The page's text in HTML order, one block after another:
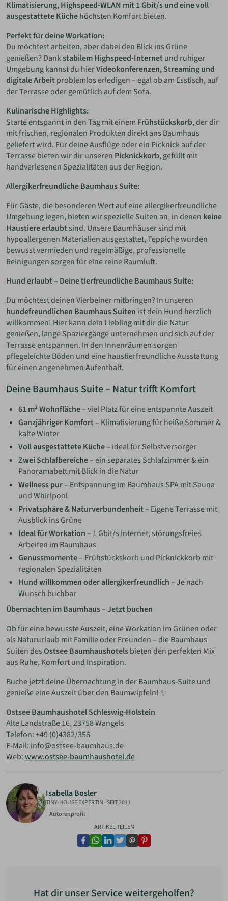
Klimatisierung, Highspeed-WLAN mit 1 Gbit/s und eine voll
ausgestattete Küchehöchsten Komfort bieten.
Perfekt für deine Workation:
Du möchtest arbeiten, aber dabei den Blick ins Grüne
genießen? Dankstabilem Highspeed-Internetund ruhiger
Umgebung kannst du hierVideokonferenzen, Streaming und
digitale Arbeitproblemlos erledigen – egal ob am Esstisch, auf
der Terrasse oder gemütlich auf dem Sofa.
Kulinarische Highlights:
Starte entspannt in den Tag mit einem Frühstückskorb, der dir
mit frischen, regionalen Produkten direkt ans Baumhaus
geliefert wird. Für deine Ausflüge oder ein Picknick auf der
Terrasse bieten wir dir unseren Picknickkorb, gefüllt mit
handverlesenen Spezialitäten aus der Region.
Allergikerfreundliche Baumhaus Suite:
Für Gäste, die besonderen Wert auf eine allergikerfreundliche
Umgebung legen, bieten wir spezielle Suiten an, in denen keine
Haustiere erlaubtsind. Unsere Baumhäuser sind mit
hypoallergenen Materialien ausgestattet, Teppiche wurden
bewusst vermieden und regelmäßige, professionelle
Reinigungen sorgen für eine reine Raumluft.
Hund erlaubt – Deine tierfreundliche Baumhaus Suite:
Du möchtest deinen Vierbeiner mitbringen? In unseren
hundefreundlichen Baumhaus Suiten ist dein Hund herzlich
willkommen! Hier kann dein Liebling mit dir die Natur
genießen, lange Spaziergänge unternehmen und sich auf der
Terrasse entspannen. In den Innenräumen sorgen
pflegeleichte Böden und eine haustierfreundliche Ausstattung
für einen angenehmen Aufenthalt.
Deine Baumhaus Suite – Natur trifft Komfort
61 m² Wohnfläche– viel Platz für eine entspannte Auszeit
Ganzjähriger Komfort– Klimatisierung für heiße Sommer &
kalte Winter
Voll ausgestattete Küche– ideal für Selbstversorger
Zwei Schlafbereiche– ein separates Schlafzimmer & ein
Panoramabett mit Blick in die Natur
Wellness pur– Entspannung im Baumhaus SPA mit Sauna
und Whirlpool
Privatsphäre & Naturverbundenheit– Eigene Terrasse mit
Ausblick ins Grüne
Ideal für Workation – 1 Gbit/s Internet, störungsfreies
Arbeiten im Baumhaus
Genussmomente– Frühstückskorb und Picknickkorb mit
regionalen Spezialitäten
Hund willkommen oder allergikerfreundlich – Je nach
Wunsch buchbar
Übernachten im Baumhaus – Jetzt buchen
Ob für eine bewusste Auszeit, eine Workation im Grünen oder
als Natururlaub mit Familie oder Freunden – die Baumhaus
Suiten desOstsee Baumhaushotelsbieten den perfekten Mix
aus Ruhe, Komfort und Inspiration.
Buche jetzt deine Übernachtung in der Baumhaus-Suite und
genieße eine Auszeit über den Baumwipfeln! ✨
Ostsee Baumhaushotel Schleswig-Holstein
Alte Landstraße 16, 23758 Wangels
Telefon: +49 (0)4382/356
E-Mail: info@ostsee-baumhaus.de
Web:www.ostsee-baumhaushotel.de
Isabella Bosler
TINY-HOUSE EXPERTIN · SEIT 2011
Autorenprofil
ARTIKEL TEILEN
facebook
whatsapp
linkedin
twitter
emailpinterest
Hat dir unser Service weitergeholfen?